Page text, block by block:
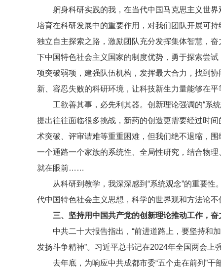
躬身科研实践的我，在当代中国马克思主义世界
培育在科研发展中的重要作用，对我们团队开展可
独立自主探索之路，激励团队充分发挥集体智慧，
下中国特色社会主义国家的制度优势，勇于探索尝
项突破弱项，建强队伍机构，发挥最大合力，找到
新、容忍失败的科研环境，让科技新生力量能够在
工欲善其事，必先利其器。创新理论强调的“系
提出往往面临很多挑战，新药的创造更需要经过时间
术突破、评审诘难等重重困难，但我们绝不退缩， 围
一个通路一个家族的系统性、全局性研究，结合物
就在眼前……
从科研到教学，我深深感到“系统观念”的重要性
代中国特色社会主义思想，科学的世界观和方法论
三、坚持用中国共产党的创新理论推动工作，奋
中共二十大报告指出，“前进道路上，要坚持和
发扬斗争精神”。习近平总书记在2024年全国两会上
去年底，为响应中共成都市委“五个走在前列”